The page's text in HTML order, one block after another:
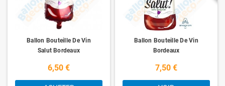
Ballon Bouteille De Vin
Salut Bordeaux
6,50 €
Ballon Bouteille De Vin
Bordeaux
7,50 €